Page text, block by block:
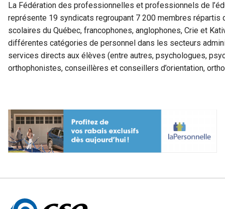
La Fédération des professionnelles et professionnels de
représente 19 syndicats regroupant 7 200 membres
scolaires du Québec, francophones, anglophones, Crie et
différentes catégories de personnel dans les secteurs
services directs aux élèves (entre autres, psychologues,
orthophonistes, conseillères et conseillers d’orientation,
Autres